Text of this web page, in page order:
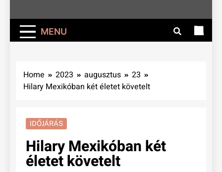
MENU
Home 2023 augusztus
23
Hilary Mexikóban két életet követelt
IDŐJÁRÁS
Hilary Mexikóban két
életet követelt